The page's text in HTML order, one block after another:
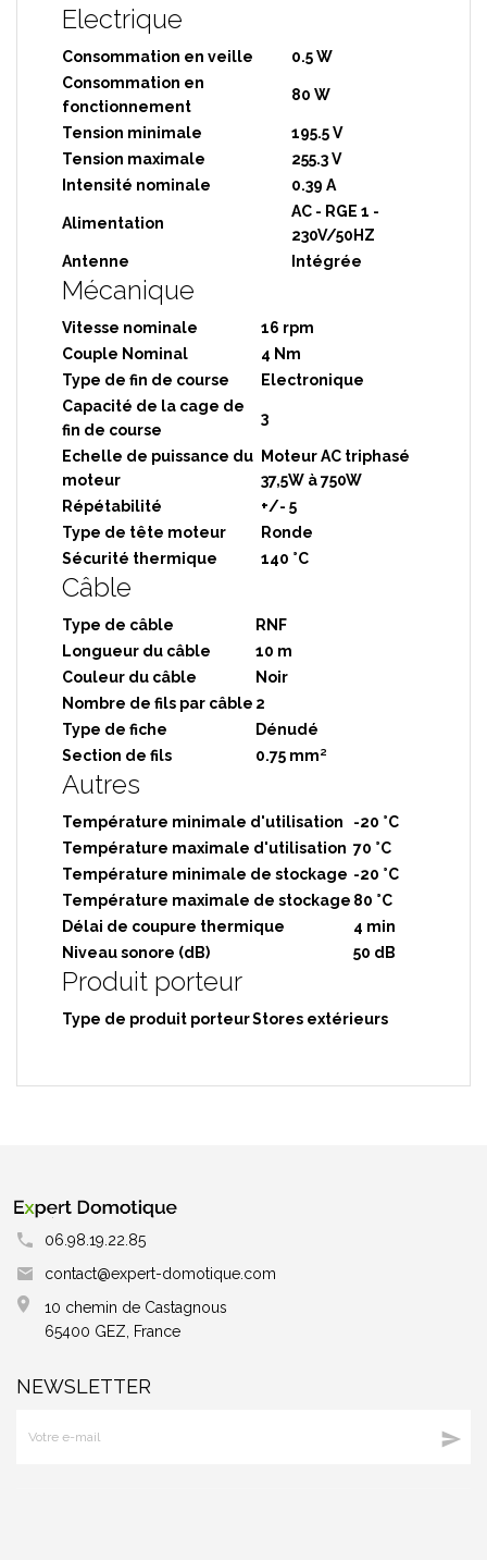
Electrique
Consommation en veille
0.5 W
Consommation en
fonctionnement
80 W
Tension minimale
195.5 V
Tension maximale
255.3 V
Intensité nominale
0.39 A
Alimentation
AC - RGE 1 -
230V/50HZ
Antenne
Intégrée
Mécanique
Vitesse nominale
16 rpm
Couple Nominal
4 Nm
Type de fin de course
Electronique
Capacité de la cage de
fin de course
3
Echelle de puissance du
moteur
Moteur AC triphasé
37,5W à 750W
Répétabilité
+/- 5
Type de tête moteur
Ronde
Sécurité thermique
140 °C
Câble
Type de câble
RNF
Longueur du câble
10 m
Couleur du câble
Noir
Nombre de fils par câble 2
Type de fiche
Dénudé
Section de fils
0.75 mm²
Autres
Température minimale d'utilisation
-20 °C
Température maximale d'utilisation 70 °C
Température minimale de stockage -20 °C
Température maximale de stockage 80 °C
Délai de coupure thermique
4 min
Niveau sonore (dB)
50 dB
Produit porteur
Type de produit porteurStores extérieurs
06.98.19.22.85
contact@expert-domotique.com
10 chemin de Castagnous
65400 GEZ, France
NEWSLETTER
